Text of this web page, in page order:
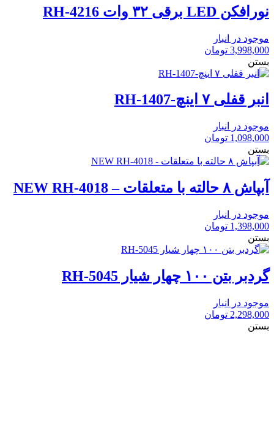
نورافکن LED برقی ۳۲ وات RH-4216
موجود در انبار
3,998,000 تومان
بستن
انبر قفلی ۷ اینچ-RH-1407
موجود در انبار
1,098,000 تومان
بستن
آبپاش ۸ حالته با متعلقات – NEW RH-4018
موجود در انبار
1,398,000 تومان
بستن
گردبر بتن ۱۰۰ چهار شیار RH-5045
موجود در انبار
2,298,000 تومان
بستن